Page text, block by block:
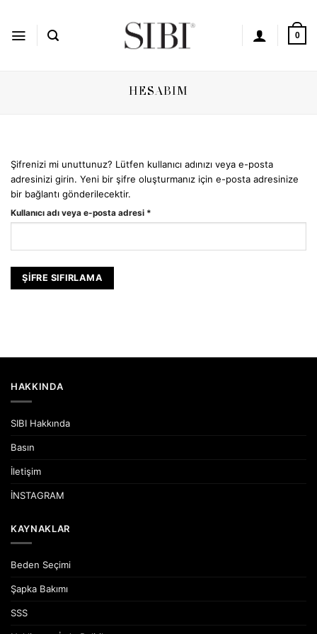
0
HESABIM
Şifrenizi mi unuttunuz? Lütfen kullanıcı adınızı veya e-posta
adresinizi girin. Yeni bir şifre oluşturmanız için e-posta adresinize
bir bağlantı gönderilecektir.
Kullanıcı adı veya e-posta adresi *
ŞIFRE SIFIRLAMA
HAKKINDA
SIBI Hakkında
Basın
İletişim
İNSTAGRAM
KAYNAKLAR
Beden Seçimi
Şapka Bakımı
SSS